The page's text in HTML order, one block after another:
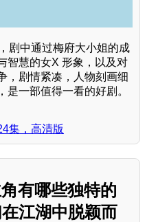
剧中通过梅府大小姐的成
智慧的女X 形象，以及对
，剧情紧凑，人物刻画细
一部值得一看的好剧。
集，高清版
有哪些独特的
江湖中脱颖而